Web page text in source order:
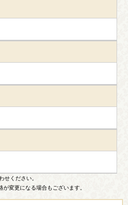
せください。
変更になる場合もございます。